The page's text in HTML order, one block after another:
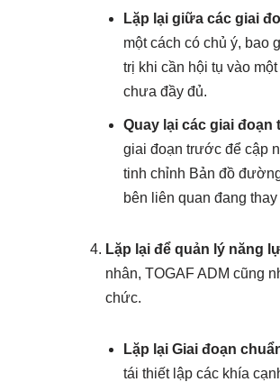
Lặp lại giữa các giai
một cách có chủ ý, bao
trị khi cần hội tụ vào
chưa đầy đủ.
Quay lại các giai đoạn
giai đoạn trước để cập
tinh chỉnh Bản đồ
bên liên quan đang thay
Lặp lại để quản lý năng
nhân, TOGAF ADM cũng
chức.
Lặp lại Giai đoạn
tái thiết lập các khía